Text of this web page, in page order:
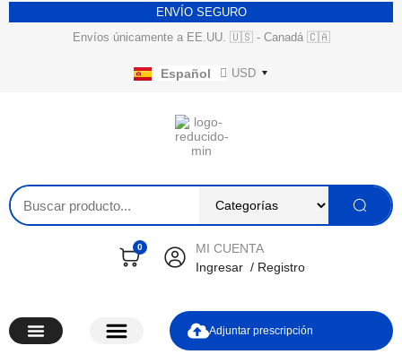
ENVÍO SEGURO
Envíos únicamente a EE.UU. 🇺🇸 - Canadá 🇨🇦
Español
English USD
0
MI CUENTA
Ingresar / Registro
Adjuntar prescripción